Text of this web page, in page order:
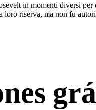
in momenti diversi
riserva, ma non fu